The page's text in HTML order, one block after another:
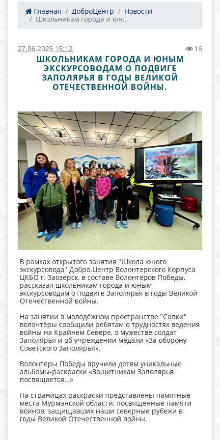
Главная ДоброЦентр
Новости
Школьникам города и юн...
27.06.2025 15:12 16
ШКОЛЬНИКАМ ГОРОДА И ЮНЫМ
ЭКСКУРСОВОДАМ О ПОДВИГЕ
ЗАПОЛЯРЬЯ В ГОДЫ ВЕЛИКОЙ
ОТЕЧЕСТВЕННОЙ ВОЙНЫ.
В рамках открытого занятия "Школа юного
экскурсовода" Добро.Центр Волонтерского Корпуса
ЦКБО г. Заозерск, в составе Волонтёров Победы,
рассказал школьникам города и юным
экскурсоводам о подвиге Заполярья в годы Великой
Отечественной войны.
На занятии в молодёжном пространстве "Сопки"
волонтёры сообщили ребятам о трудностях ведения
войны на Крайнем Севере, о мужестве солдат
Заполярья и об учреждении медали «За оборону
Советского Заполярья».
Волонтёры Победы вручили детям уникальные
альбомы-раскраски «Защитникам Заполярья
посвящается…»
На страницах раскраски представлены памятные
места Мурманской области, посвящённые памяти
воинов, защищавших наши северные рубежи в
годы Великой Отечественной войны.